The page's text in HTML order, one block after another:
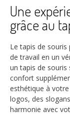
Une
grâce au
Le tapis de
de travail en un
un tapis de
confort
esthétique à
logos, des
harmonie avec